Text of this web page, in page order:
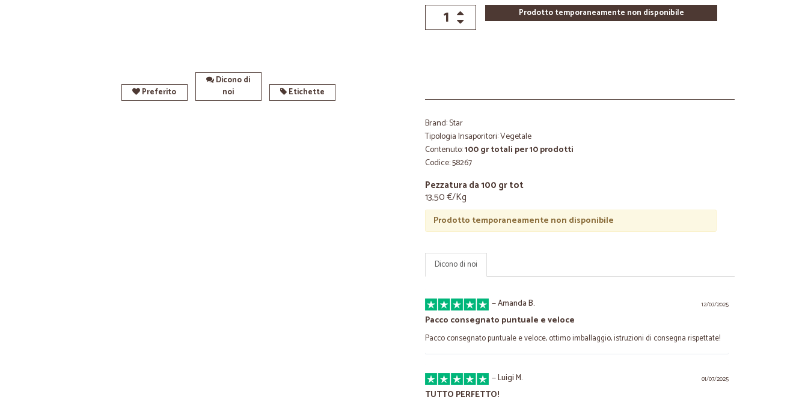
Preferito
Dicono di
noi
Etichette
Prodotto temporaneamente non disponibile
Brand: Star
Tipologia Insaporitori: Vegetale
Contenuto:100 gr totali per 10 prodotti
Codice: 58267
Pezzatura da 100 gr tot
13,50 €/Kg
Prodotto temporaneamente non disponibile
Dicono di noi
12/07/2025
—Amanda B.
Pacco consegnato puntuale e veloce
Pacco consegnato puntuale e veloce, ottimo imballaggio, istruzioni di consegna rispettate!
01/07/2025
—Luigi M.
TUTTO PERFETTO!